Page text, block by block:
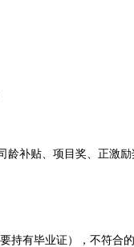
龄补贴、项目奖、正激励
持有毕业证），不符